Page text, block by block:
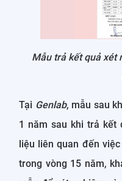
Mẫu trả kết quả xét
Tại Genlab, mẫu sau
1 năm sau khi trả kết
liệu liên quan đến
trong vòng 15 năm,